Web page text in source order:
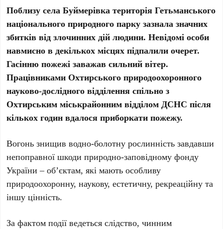
Поблизу села Буймерівка територія Гетьманського
національного природного парку зазнала значних
збитків від злочинних дій людини. Невідомі особи
навмисно в декількох місцях підпалили очерет.
Гасінню пожежі заважав сильний вітер.
Працівниками Охтирського природоохоронного
науково-дослідного відділення спільно з
Охтирським міськрайонним відділом ДСНС після
кількох годин вдалося приборкати пожежу.
Вогонь знищив водно-болотну рослинність завдавши
непоправної шкоди природно-заповідному фонду
України – об’єктам, які мають особливу
природоохоронну, наукову, естетичну, рекреаційну та
іншу цінність.
За фактом події ведеться слідство, чинним